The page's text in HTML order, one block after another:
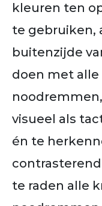
kleuren ten
te gebruiken,
buitenzijde
doen met
visueel als
én te
te raden alle